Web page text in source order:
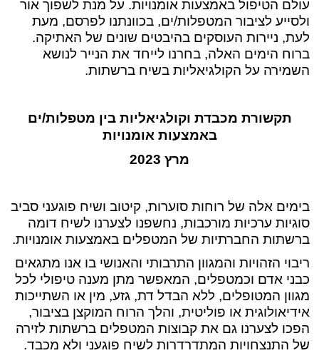
עולם הטיפול באמצעות אומנויות. על מנת לשפוך אור
ולסייע לציבור המטפלות/ים, בכוונתנו לפרסם, מעת
לעת, ניירות העוסקים בהיבטים שונים של האתיקה.
ברוח הימים האלה, בחרנו לייחד את הנייר לנושא
השמירה על הקולגיאליות בשיח ברשתות.
תקשורת מכבדת וקולגיאליות בין מטפלות/ים
באמצעות אומנויות
מרץ 2023
בימים אלה של רוחות סוערות, קיטוב ושיח פוגעני סביב
סוגיות ערכיות מורכבות, נחשפנו לצערנו לשיח דומה
ברשתות החברתיות של המטפלים באמצעות אומנויות.
ריבוי הזהויות והמגוון התרבותי והאנושי בו אנו מתגאים
כבני אדם וכמטפלים, המאפשר מתן מענה טיפולי לכל
מגוון המטופלים, ללא הבדל דת, גזע, מין או השתייכות
אידיאולוגית או פוליטית, והלך הרוח המוקצן בציבור,
הפכו לצערנו גם את קבוצות המטפלים ברשתות לזירה
של התנצחויות המתדרדרות לשיח פוגעני ולא מכבד.